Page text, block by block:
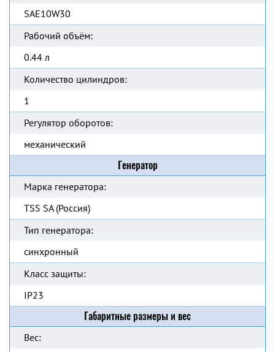
SAE10W30
Рабочий объём:
0.44 л
Количество цилиндров:
1
Регулятор оборотов:
механический
Генератор
Марка генератора:
TSS SA (Россия)
Тип генератора:
синхронный
Класс защиты:
IP23
Габаритные размеры и вес
Вес: